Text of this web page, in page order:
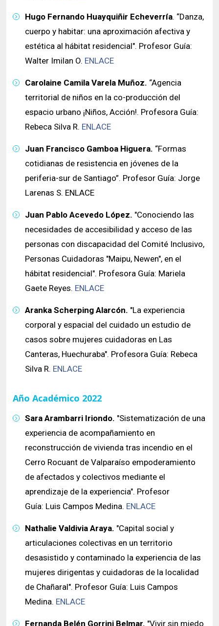
Hugo Fernando Huayquiñir Echeverría. “Danza,
cuerpo y habitar: una aproximación afectiva y
estética al hábitat residencial". Profesor Guía:
Walter Imilan O. ENLACE
Carolaine Camila Varela Muñoz. “Agencia
territorial de niños en la co-producción del
espacio urbano ¡Niños, Acción!. Profesora Guía:
Rebeca Silva R. ENLACE
Juan Francisco Gamboa Higuera. “Formas
cotidianas de resistencia en jóvenes de la
periferia-sur de Santiago”. Profesor Guía: Jorge
Larenas S. ENLACE
Juan Pablo Acevedo López. "Conociendo las
necesidades de accesibilidad y acceso de las
personas con discapacidad del Comité Inclusivo,
Personas Cuidadoras "Maipu, Newen", en el
hábitat residencial". Profesora Guía: Mariela
Gaete Reyes. ENLACE
Aranka Scherping Alarcón. "La experiencia
corporal y espacial del cuidado un estudio de
casos sobre mujeres cuidadoras en Las
Canteras, Huechuraba". Profesora Guía: Rebeca
Silva R. ENLACE
Año Académico 2022
Sara Arambarri Iriondo. "Sistematización de una
experiencia de acompañamiento en
reconstrucción de vivienda tras incendio en el
Cerro Rocuant de Valparaíso empoderamiento
de afectados y colectivos mediante el
aprendizaje de la experiencia". Profesor
Guía: Luis Campos Medina. ENLACE
Nathalie Valdivia Araya. "Capital social y
articulaciones colectivas en un territorio
desasistido y contaminado la experiencia de las
mujeres dirigentas y cuidadoras de la localidad
de Chañaral". Profesor Guía: Luis Campos
Medina. ENLACE
Fernanda Belén Gorrini Belmar. "Vivir sin miedo